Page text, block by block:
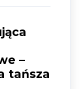
–
tańsza